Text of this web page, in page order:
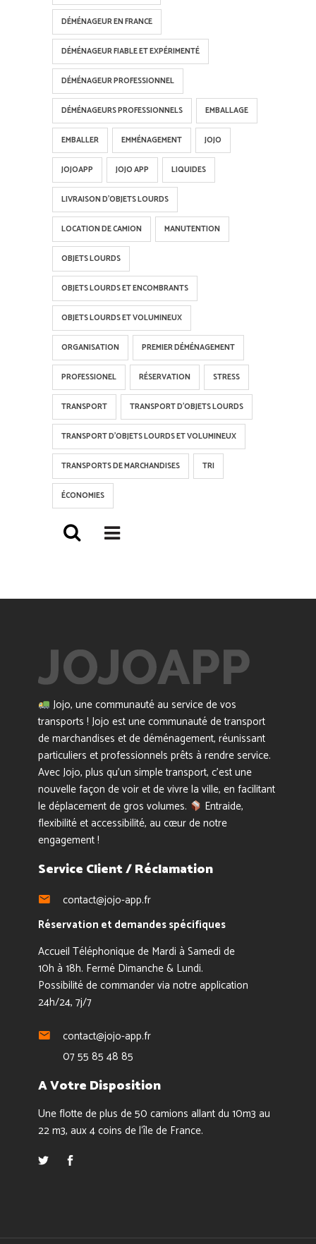
DÉMÉNAGEUR EN FRANCE
DÉMÉNAGEUR FIABLE ET EXPÉRIMENTÉ
DÉMÉNAGEUR PROFESSIONNEL
DÉMÉNAGEURS PROFESSIONNELS EMBALLAGE
EMBALLER EMMÉNAGEMENT JOJO
JOJOAPP JOJO APP LIQUIDES
LIVRAISON D'OBJETS LOURDS
LOCATION DE CAMION MANUTENTION
OBJETS LOURDS
OBJETS LOURDS ET ENCOMBRANTS
OBJETS LOURDS ET VOLUMINEUX
ORGANISATION PREMIER DÉMÉNAGEMENT
PROFESSIONEL RÉSERVATION STRESS
TRANSPORT TRANSPORT D'OBJETS LOURDS
TRANSPORT D'OBJETS LOURDS ET VOLUMINEUX
TRANSPORTS DE MARCHANDISES TRI
ÉCONOMIES
Jojo, une communauté au service de vos
transports ! Jojo est une communauté de transport
de marchandises et de déménagement, réunissant
particuliers et professionnels prêts à rendre service.
Avec Jojo, plus qu’un simple transport, c’est une
nouvelle façon de voir et de vivre la ville, en facilitant
le déplacement de gros volumes.
Entraide,
flexibilité et accessibilité, au cœur de notre
engagement !
Service Client / Réclamation
contact@jojo-app.fr
Réservation et demandes spécifiques
Accueil Téléphonique de Mardi à Samedi de
10h à 18h. Fermé Dimanche & Lundi.
Possibilité de commander via notre application
24h/24, 7j/7
contact@jojo-app.fr
07 55 85 48 85
A Votre Disposition
Une flotte de plus de 50 camions allant du 10m3 au
22 m3, aux 4 coins de l‘île de France.